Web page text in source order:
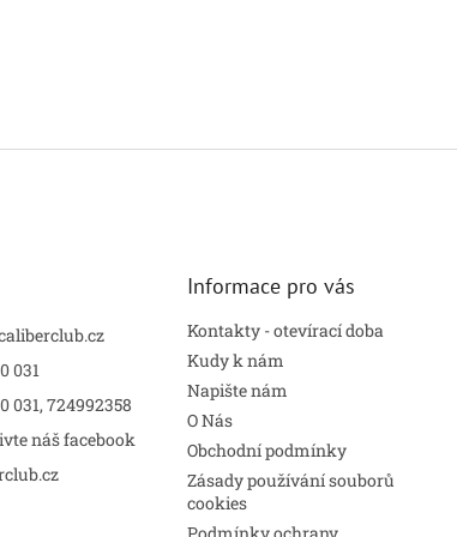
031
031, 724992358
náš facebook
Informace pro vás
Kontakty - otevírací doba
Kudy k nám
Napište nám
O Nás
Obchodní podmínky
Zásady používání souborů
cookies